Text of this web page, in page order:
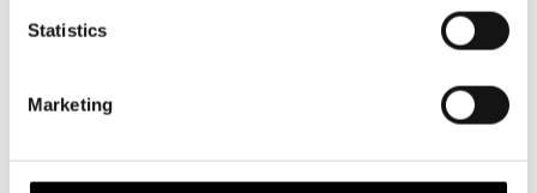
Statistics
Marketing
Frågor & svar
Tillgänglighet